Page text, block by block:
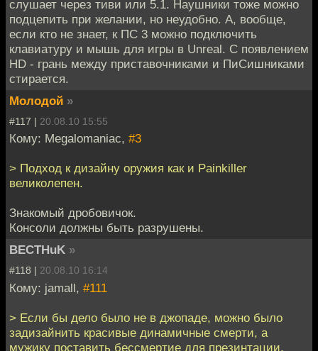
слушает через тиви или 5.1. Наушники тоже можно
подцепить при желании, но неудобно. А, вообще,
если кто не знает, к ПС 3 можно подключить
клавиатуру и мышь для игры в Unreal. С появлением
HD - грань между приставочниками и ПиСишниками
стирается.
Молодой »
#117 | 20.08.10 15:55
Кому: Megalomaniac, #3
> Подход к дизайну оружия как и Painkiller
великолепен.
Знакомый дробовичок.
Консоли должны быть разрушены.
BECTHuK »
#118 | 20.08.10 16:14
Кому: jamall, #111
> Если бы дело было не в джопаде, можно было
задизайнить красивые динамичные смерти, а
мужику поставить бессмертие для презинтации.